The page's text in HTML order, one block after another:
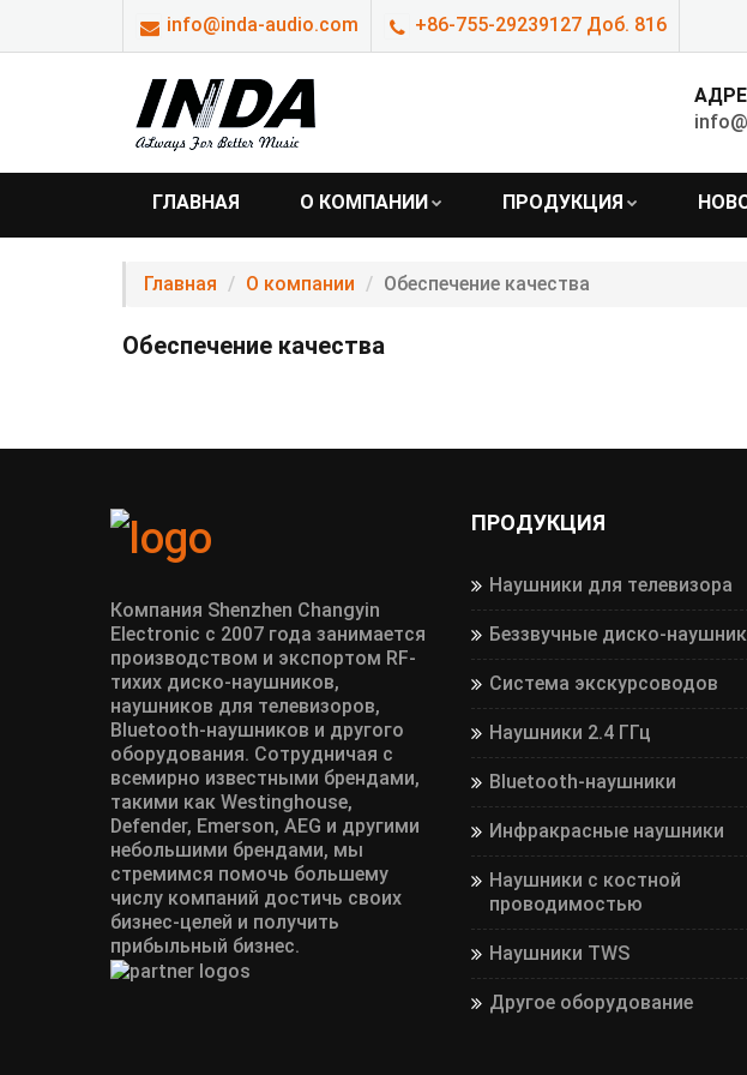
info@inda-audio.com +86-755-29239127 Доб. 816
ГЛАВНАЯ О КОМПАНИИ ПРОДУКЦИЯ
Главная О компании Обеспечение качества
Обеспечение качества
Компания Shenzhen Changyin
Electronic с 2007 года занимается
производством и экспортом RF-
тихих диско-наушников,
наушников для телевизоров,
Bluetooth-наушников и другого
оборудования. Сотрудничая с
всемирно известными брендами,
такими как Westinghouse,
Defender, Emerson, AEG и другими
небольшими брендами, мы
стремимся помочь большему
числу компаний достичь своих
бизнес-целей и получить
прибыльный бизнес.
ПРОДУКЦИЯ
Наушники для телевизора
Беззвучные диско-
Система экскурсоводов
Наушники 2.4 ГГц
Bluetooth-наушники
Инфракрасные наушники
Наушники с костной
проводимостью
Наушники TWS
Другое оборудование